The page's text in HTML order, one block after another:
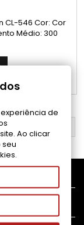
CL-546 Cor: Cor
Médio: 300
AO TOPO
de
Ao clicar